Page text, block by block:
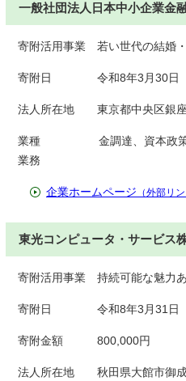
一般社団法人日本中小企業
寄附活用事業 若い世代の結婚
寄附日 令和8年3月30日
法人所在地 東京都中央区銀座
業種 金調達、資本政策、企
業務
企業ホームページ （外部リン
東光コンピュータ・サービ
寄附活用事業 持続可能な魅力
寄附日 令和8年3月31日
寄附金額 800,000円
法人所在地 秋田県大館市御成